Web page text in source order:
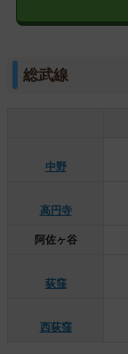
総武線
中野
高円寺
阿佐ヶ谷
荻窪
西荻窪